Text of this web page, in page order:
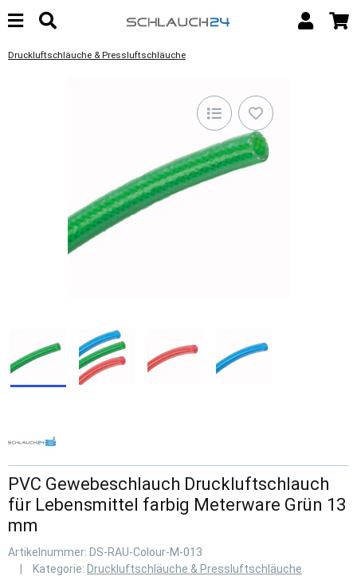
Druckluftschläuche & Pressluftschläuche
PVC Gewebeschlauch Druckluftschlauch
für Lebensmittel farbig Meterware Grün 13
mm
Artikelnummer: DS-RAU-Colour-M-013
Kategorie: Druckluftschläuche & Pressluftschläuche